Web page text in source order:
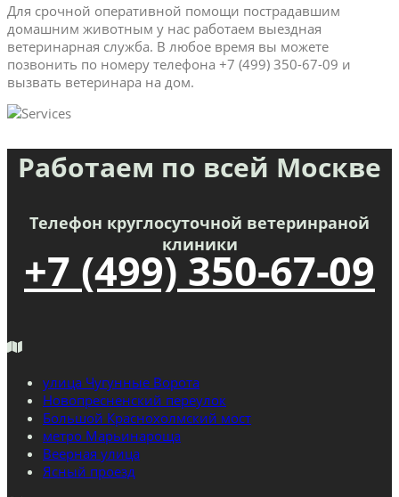
Для срочной оперативной помощи пострадавшим
домашним животным у нас работаем выездная
ветеринарная служба. В любое время вы можете
позвонить по номеру телефона +7 (499) 350-67-09 и
вызвать ветеринара на дом.
Работаем по всей Москве
Телефон круглосуточной ветеринраной
клиники
+7 (499) 350-67-09
улица Чугунные Ворота
Новопресненский переулок
Большой Краснохолмский мост
метро Марьинароща
Веерная улица
Ясный проезд